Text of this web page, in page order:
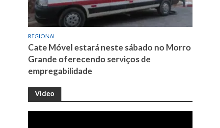
REGIONAL
Cate Móvel estará neste sábado no Morro
Grande oferecendo serviços de
empregabilidade
Video